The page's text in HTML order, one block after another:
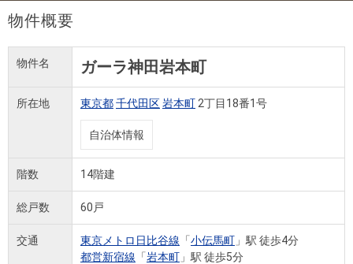
物件概要
物件名 ガーラ神田岩本町
所在地 東京都千代田区岩本町 2丁目18番1号
自治体情報
階数 14階建
総戸数 60戸
交通 東京メトロ日比谷線 「小伝馬町 」駅 徒歩4分
都営新宿線 「岩本町 」駅 徒歩5分